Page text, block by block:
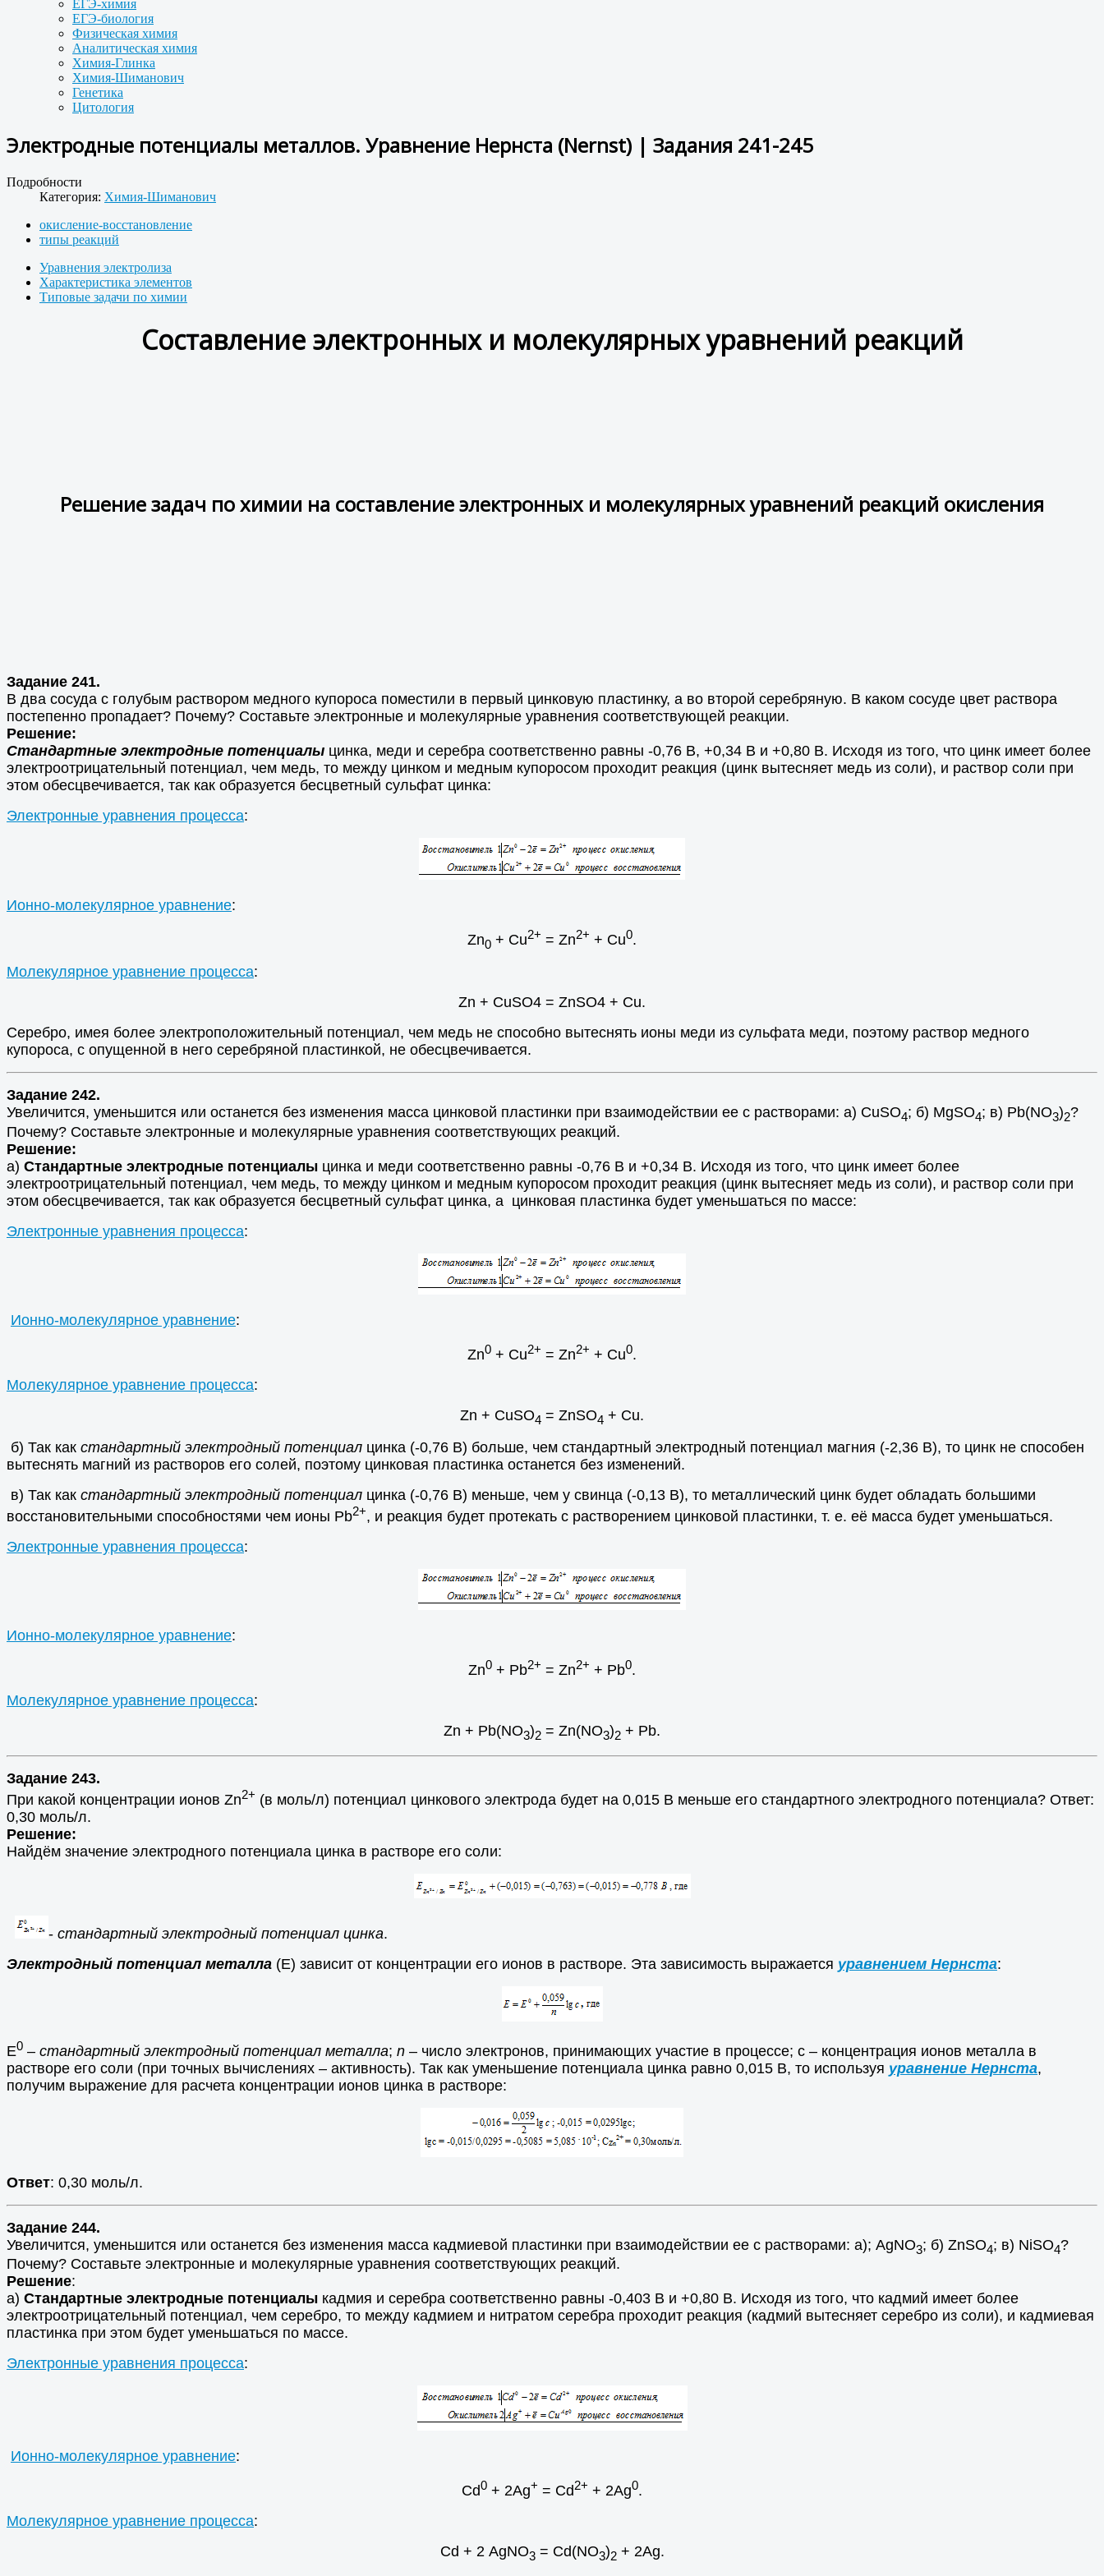
ЕГЭ-химия
ЕГЭ-биология
Физическая химия
Аналитическая химия
Химия-Глинка
Химия-Шиманович
Генетика
Цитология
Электродные потенциалы металлов. Уравнение Нернста (Nernst) | Задания 241-245
Подробности
Категория: Химия-Шиманович
окисление-восстановление
типы реакций
Уравнения электролиза
Характеристика элементов
Типовые задачи по химии
Составление электронных и молекулярных уравнений реакций
Решение задач по химии на составление электронных и молекулярных уравнений реакций окисления
Задание 241.
В два сосуда с голубым раствором медного купороса поместили в первый цинковую пластинку, а во второй серебряную. В каком сосуде цвет раствора
постепенно пропадает? Почему? Составьте электронные и молекулярные уравнения соответствующей реакции.
Решение:
Стандартные электродные потенциалы цинка, меди и серебра соответственно равны -0,76 В, +0,34 В и +0,80 В. Исходя из того, что цинк имеет более
электроотрицательный потенциал, чем медь, то между цинком и медным купоросом проходит реакция (цинк вытесняет медь из соли), и раствор соли при
этом обесцвечивается, так как образуется бесцветный сульфат цинка:
Электронные уравнения процесса:
Ионно-молекулярное уравнение:
Zn0 + Cu2+ = Zn2+ + Cu0.
Молекулярное уравнение процесса:
Zn + CuSO4 = ZnSO4 + Cu.
Серебро, имея более электроположительный потенциал, чем медь не способно вытеснять ионы меди из сульфата меди, поэтому раствор медного
купороса, с опущенной в него серебряной пластинкой, не обесцвечивается.
Задание 242.
Увеличится, уменьшится или останется без изменения масса цинковой пластинки при взаимодействии ее с растворами: а) CuSO4; б) МgSO4; в) Рb(NO3)2?
Почему? Составьте электронные и молекулярные уравнения соответствующих реакций.
Решение:
а) Стандартные электродные потенциалы цинка и меди соответственно равны -0,76 В и +0,34 В. Исходя из того, что цинк имеет более
электроотрицательный потенциал, чем медь, то между цинком и медным купоросом проходит реакция (цинк вытесняет медь из соли), и раствор соли при
этом обесцвечивается, так как образуется бесцветный сульфат цинка, а цинковая пластинка будет уменьшаться по массе:
Электронные уравнения процесса:
Ионно-молекулярное уравнение:
Zn0 + Cu2+ = Zn2+ + Cu0.
Молекулярное уравнение процесса:
Zn + CuSO4 = ZnSO4 + Cu.
б) Так как стандартный электродный потенциал цинка (-0,76 В) больше, чем стандартный электродный потенциал магния (-2,36 В), то цинк не способен
вытеснять магний из растворов его солей, поэтому цинковая пластинка останется без изменений.
в) Так как стандартный электродный потенциал цинка (-0,76 В) меньше, чем у свинца (-0,13 В), то металлический цинк будет обладать большими
восстановительными способностями чем ионы Pb2+, и реакция будет протекать с растворением цинковой пластинки, т. е. её масса будет уменьшаться.
Электронные уравнения процесса:
Ионно-молекулярное уравнение:
Zn0 + Pb2+ = Zn2+ + Pb0.
Молекулярное уравнение процесса:
Zn + Pb(NO3)2 = Zn(NO3)2 + Pb.
Задание 243.
При какой концентрации ионов Zn2+ (в моль/л) потенциал цинкового электрода будет на 0,015 В меньше его стандартного электродного потенциала? Ответ:
0,30 моль/л.
Решение:
Найдём значение электродного потенциала цинка в растворе его соли:
- стандартный электродный потенциал цинка.
Электродный потенциал металла (Е) зависит от концентрации его ионов в растворе. Эта зависимость выражается уравнением Нернста:
Е0 – стандартный электродный потенциал металла; n – число электронов, принимающих участие в процессе; с – концентрация ионов металла в
растворе его соли (при точных вычислениях – активность). Так как уменьшение потенциала цинка равно 0,015 В, то используя уравнение Нернста,
получим выражение для расчета концентрации ионов цинка в растворе:
Ответ: 0,30 моль/л.
Задание 244.
Увеличится, уменьшится или останется без изменения масса кадмиевой пластинки при взаимодействии ее с растворами: а); AgNO3; б) ZnSO4; в) NiSO4?
Почему? Составьте электронные и молекулярные уравнения соответствующих реакций.
Решение:
а) Стандартные электродные потенциалы кадмия и серебра соответственно равны -0,403 В и +0,80 В. Исходя из того, что кадмий имеет более
электроотрицательный потенциал, чем серебро, то между кадмием и нитратом серебра проходит реакция (кадмий вытесняет серебро из соли), и кадмиевая
пластинка при этом будет уменьшаться по массе.
Электронные уравнения процесса:
Ионно-молекулярное уравнение:
Cd0 + 2Ag+ = Cd2+ + 2Ag0.
Молекулярное уравнение процесса:
Cd + 2 АgNO3= Cd(NO3)2+ 2Ag.